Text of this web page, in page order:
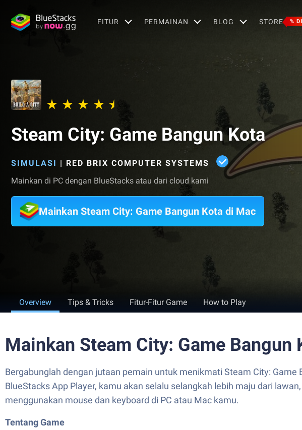
FITUR PERMAINAN BLOG STORE %
Steam City: Game Bangun Kota
SIMULASI | RED BRIX COMPUTER SYSTEMS
Mainkan di PC dengan BlueStacks atau dari cloud kami
Mainkan Steam City: Game Bangun Kota di Mac
Overview Tips & Tricks Fitur-Fitur Game How to Play
Mainkan Steam City: Game Bangun
Bergabunglah dengan jutaan pemain untuk menikmati Steam City: Game
BlueStacks App Player, kamu akan selalu selangkah lebih maju dari
menggunakan mouse dan keyboard di PC atau Mac kamu.
Tentang Game